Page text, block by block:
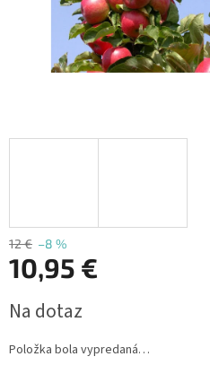
12 € –8 %
10,95 €
cena:
Na dotaz
Položka bola vypredaná…